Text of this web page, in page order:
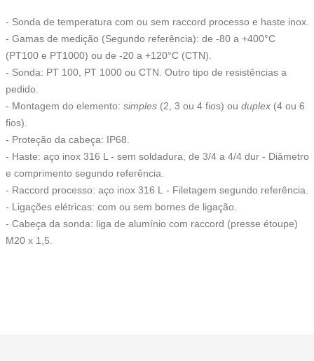
- Sonda de temperatura com ou sem raccord processo e haste inox.
- Gamas de medição (Segundo referência): de -80 a +400°C
(PT100 e PT1000) ou de -20 a +120°C (CTN).
- Sonda: PT 100, PT 1000 ou CTN. Outro tipo de resistências a
pedido.
- Montagem do elemento: simples(2, 3 ou 4 fios) ou duplex (4 ou 6
fios).
- Proteção da cabeça: IP68.
- Haste: aço inox 316 L - sem soldadura, de 3/4 a 4/4 dur - Diâmetro
e comprimento segundo referência.
- Raccord processo: aço inox 316 L - Filetagem segundo referência.
- Ligações elétricas: com ou sem bornes de ligação.
- Cabeça da sonda: liga de alumínio com raccord (presse étoupe)
M20 x 1,5.